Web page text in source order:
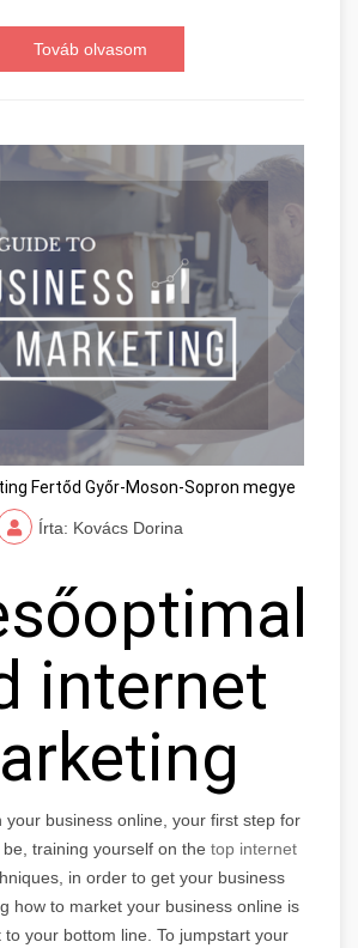
Továb olvasom
Fertőd Győr-Moson-Sopron megye
Írta: Kovács Dorina
internet
your business online, your first step for
training yourself on the top internet
in order to get your business
how to market your business online is
your bottom line. To jumpstart your